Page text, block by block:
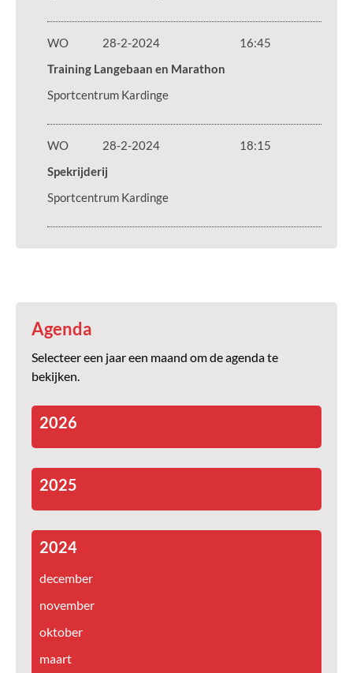
WO 28-2-2024
16:45
Training Langebaan en Marathon
Sportcentrum Kardinge
WO 28-2-2024
18:15
Spekrijderij
Sportcentrum Kardinge
Agenda
Selecteer een jaar een maand om de agenda te
bekijken.
2026
2025
2024
december
november
oktober
maart